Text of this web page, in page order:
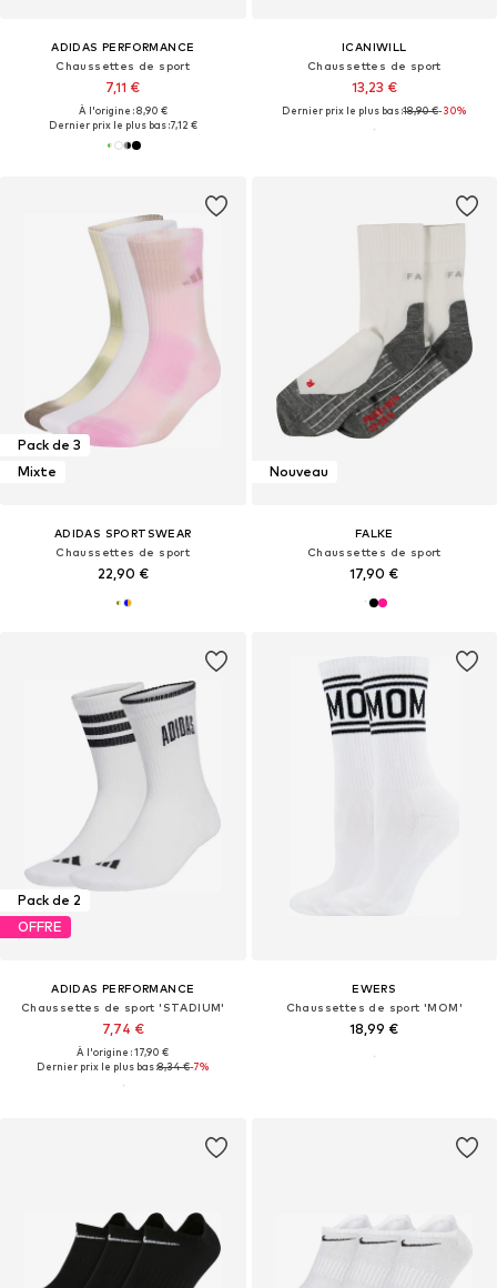
ADIDAS PERFORMANCE
Chaussettes de sport
7,11 €
À l'origine : 8,90 €
Dernier prix le plus bas :7,12 €
ICANIWILL
Chaussettes de sport
13,23 €
Dernier prix le plus bas :18,90 €-30%
Pack de 3
Mixte
ADIDAS SPORTSWEAR
Chaussettes de sport
22,90 €
Nouveau
FALKE
Chaussettes de sport
17,90 €
Pack de 2
OFFRE
ADIDAS PERFORMANCE
Chaussettes de sport 'STADIUM'
7,74 €
À l'origine : 17,90 €
Dernier prix le plus bas :8,34 €-7%
EWERS
Chaussettes de sport 'MOM'
18,99 €